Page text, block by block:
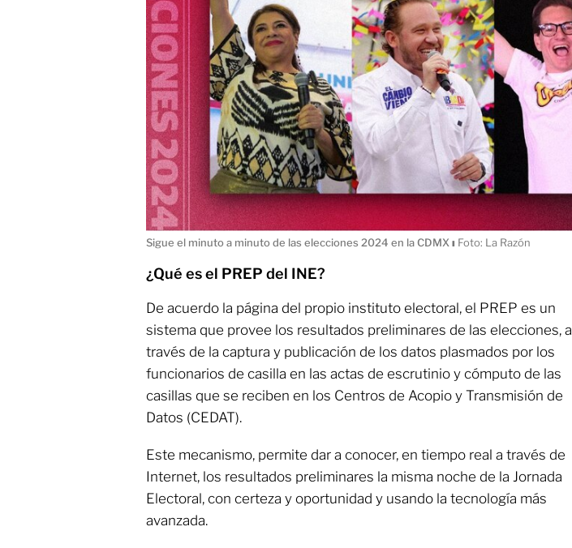
Sigue el minuto a minuto de las elecciones 2024 en la CDMX ı Foto: La Razón
¿Qué es el PREP del INE?
De acuerdo la página del propio instituto electoral, el PREP es un
sistema que provee los resultados preliminares de las elecciones, a
través de la captura y publicación de los datos plasmados por los
funcionarios de casilla en las actas de escrutinio y cómputo de las
casillas que se reciben en los Centros de Acopio y Transmisión de
Datos (CEDAT).
Este mecanismo, permite dar a conocer, en tiempo real a través de
Internet, los resultados preliminares la misma noche de la Jornada
Electoral, con certeza y oportunidad y usando la tecnología más
avanzada.